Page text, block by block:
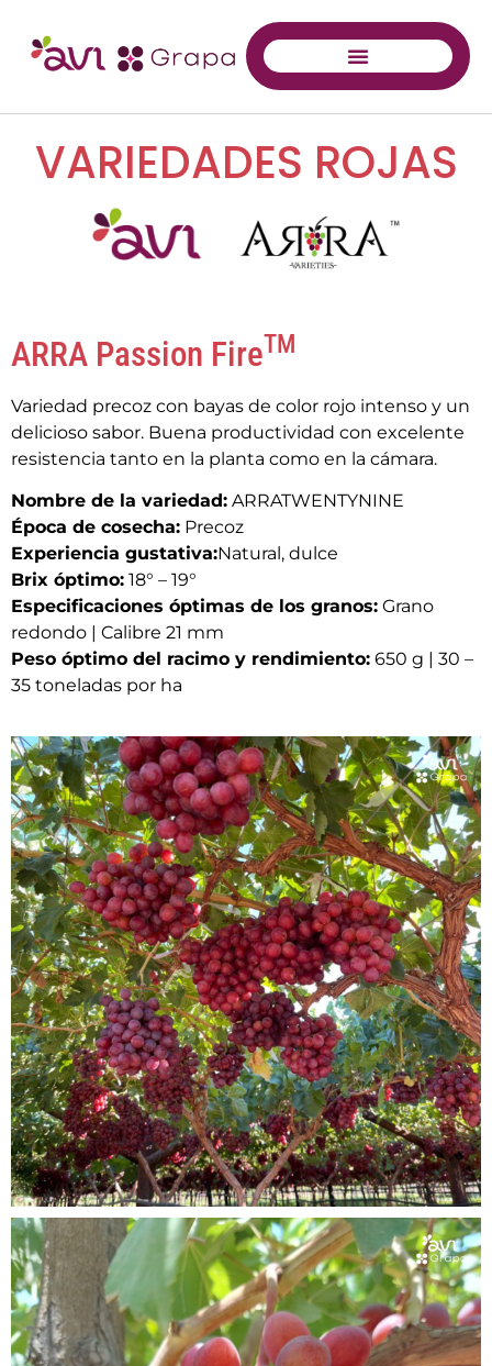
VARIEDADES ROJAS
ARRA Passion FireTM
Variedad precoz con bayas de color rojo intenso y un
delicioso sabor. Buena productividad con excelente
resistencia tanto en la planta como en la cámara.
Nombre de la variedad: ARRATWENTYNINE
Época de cosecha: Precoz
Experiencia gustativa:Natural, dulce
Brix óptimo: 18° – 19°
Especificaciones óptimas de los granos: Grano
redondo | Calibre 21 mm
Peso óptimo del racimo y rendimiento: 650 g | 30 –
35 toneladas por ha